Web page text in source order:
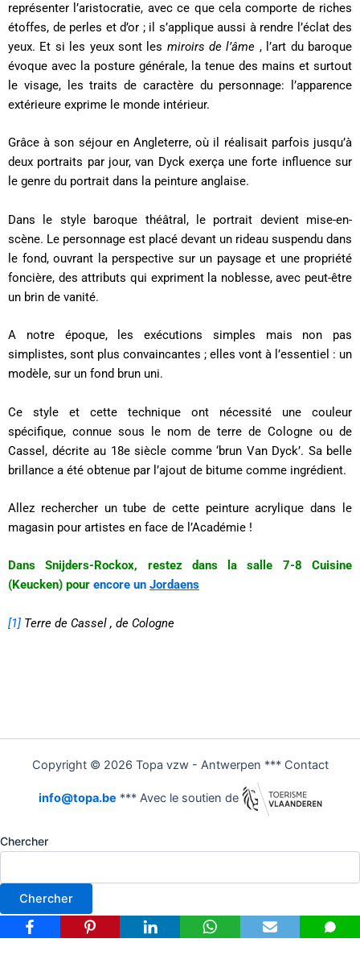
représenter l’aristocratie, avec ce que cela comporte de riches
étoffes, de perles et d’or ; il s’applique aussi à rendre l’éclat des
yeux. Et si les yeux sont les miroirs de l’âme , l’art du baroque
évoque avec la posture générale, la tenue des mains et surtout
le visage, les traits de caractère du personnage: l’apparence
extérieure exprime le monde intérieur.
Grâce à son séjour en Angleterre, où il réalisait parfois jusqu’à
deux portraits par jour, van Dyck exerça une forte influence sur
le genre du portrait dans la peinture anglaise.
Dans le style baroque théâtral, le portrait devient mise-en-
scène. Le personnage est placé devant un rideau suspendu dans
le fond, ouvrant la perspective sur un paysage et une propriété
foncière, des attributs qui expriment la noblesse, avec peut-être
un brin de vanité.
A notre époque, les exécutions simples mais non pas
simplistes, sont plus convaincantes ; elles vont à l’essentiel : un
modèle, sur un fond brun uni.
Ce style et cette technique ont nécessité une couleur
spécifique, connue sous le nom de terre de Cologne ou de
Cassel, décrite au 18e siècle comme ‘brun Van Dyck’. Sa belle
brillance a été obtenue par l’ajout de bitume comme ingrédient.
Allez rechercher un tube de cette peinture acrylique dans le
magasin pour artistes en face de l’Académie !
Dans Snijders-Rockox, restez dans la salle 7-8 Cuisine
(Keucken) pour encore un Jordaens
[1] Terre de Cassel , de Cologne
Copyright © 2026 Topa vzw - Antwerpen *** Contact
info@topa.be *** Avec le soutien de
Chercher
Chercher